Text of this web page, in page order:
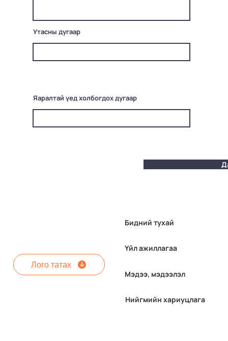
Утасны дугаар
Яаралтай үед холбогдох дугаар
Лого татах
Бидний тухай
Үйл ажиллагаа
Мэдээ, мэдээлэл
Нийгмийн хариуцлага